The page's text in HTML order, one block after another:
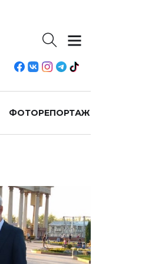
ФОТОРЕПОРТАЖ